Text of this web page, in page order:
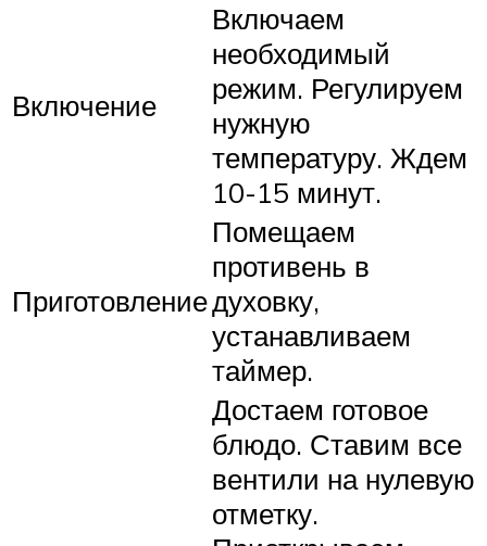
Включение
Включаем
необходимый
режим. Регулируем
нужную
температуру. Ждем
10-15 минут.
Приготовление
Помещаем
противень в
духовку,
устанавливаем
таймер.
Достаем готовое
блюдо. Ставим все
вентили на нулевую
отметку.